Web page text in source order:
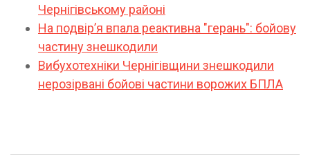
Чернігівському районі
На подвірʼя впала реактивна "герань": бойову
частину знешкодили
Вибухотехніки Чернігівщини знешкодили
нерозірвані бойові частини ворожих БПЛА